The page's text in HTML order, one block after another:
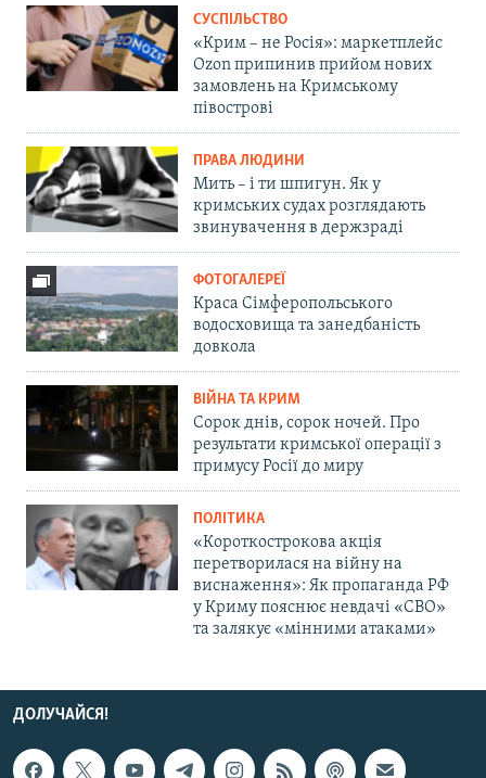
СУСПІЛЬСТВО
«Крим – не Росія»: маркетплейс
Ozon припинив прийом нових
замовлень на Кримському
півострові
ПРАВА ЛЮДИНИ
Мить – і ти шпигун. Як у
кримських судах розглядають
звинувачення в держзраді
ФОТОГАЛЕРЕЇ
Краса Сімферопольського
водосховища та занедбаність
довкола
ВІЙНА ТА КРИМ
Сорок днів, сорок ночей. Про
результати кримської операції з
примусу Росії до миру
ПОЛІТИКА
«Короткострокова акція
перетворилася на війну на
виснаження»: Як пропаганда РФ
у Криму пояснює невдачі «СВО»
та залякує «мінними атаками»
ДОЛУЧАЙСЯ!